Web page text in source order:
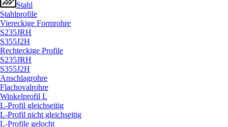
Stahl
Stahlprofile
Viereckige Formrohre
S235JRH
S355J2H
Rechteckige Profile
S235JRH
S355J2H
Anschlagrohre
Flachovalrohre
Winkelprofil L
L-Profil gleichseitig
L-Profil nicht gleichseitig
L-Profile gelocht